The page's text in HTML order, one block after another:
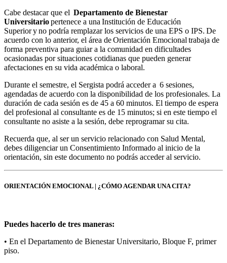
Cabe destacar que el Departamento de Bienestar
Universitariopertenece a una Institución de Educación
Superior y no podría remplazar los servicios de una EPS o IPS. De
acuerdo con lo anterior, el área de Orientación Emocional trabaja de
forma preventiva para guiar a la comunidad en dificultades
ocasionadas por situaciones cotidianas que pueden generar
afectaciones en su vida académica o laboral.
Durante el semestre, el Sergista podrá acceder a 6 sesiones,
agendadas de acuerdo con la disponibilidad de los profesionales. La
duración de cada sesión es de 45 a 60 minutos. El tiempo de espera
del profesional al consultante es de 15 minutos; si en este tiempo el
consultante no asiste a la sesión, debe reprogramar su cita.
Recuerda que, al ser un servicio relacionado con Salud Mental,
debes diligenciar un Consentimiento Informado al inicio de la
orientación, sin este documento no podrás acceder al servicio.
ORIENTACIÓN EMOCIONAL | ¿CÓMO AGENDAR UNA CITA?
Puedes hacerlo de tres maneras:
• En el Departamento de Bienestar Universitario, Bloque F, primer
piso.